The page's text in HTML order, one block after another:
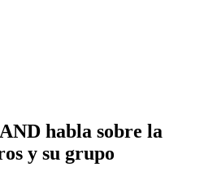
habla sobre la
y su grupo